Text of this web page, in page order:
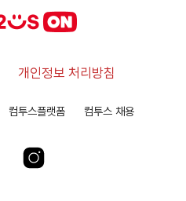
개인정보 처리방침
컴투스플랫폼 컴투스 채용